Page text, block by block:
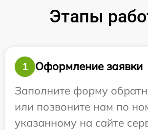
Этапы
1
Оформление заявки
Заполните форму
или позвоните нам по
указанному на сайте